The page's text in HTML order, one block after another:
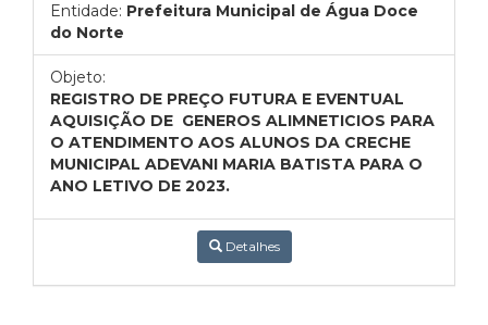
Entidade: Prefeitura Municipal de Água Doce
do Norte
Objeto:
REGISTRO DE PREÇO FUTURA E EVENTUAL
AQUISIÇÃO DE GENEROS ALIMNETICIOS PARA
O ATENDIMENTO AOS ALUNOS DA CRECHE
MUNICIPAL ADEVANI MARIA BATISTA PARA O
ANO LETIVO DE 2023.
Detalhes